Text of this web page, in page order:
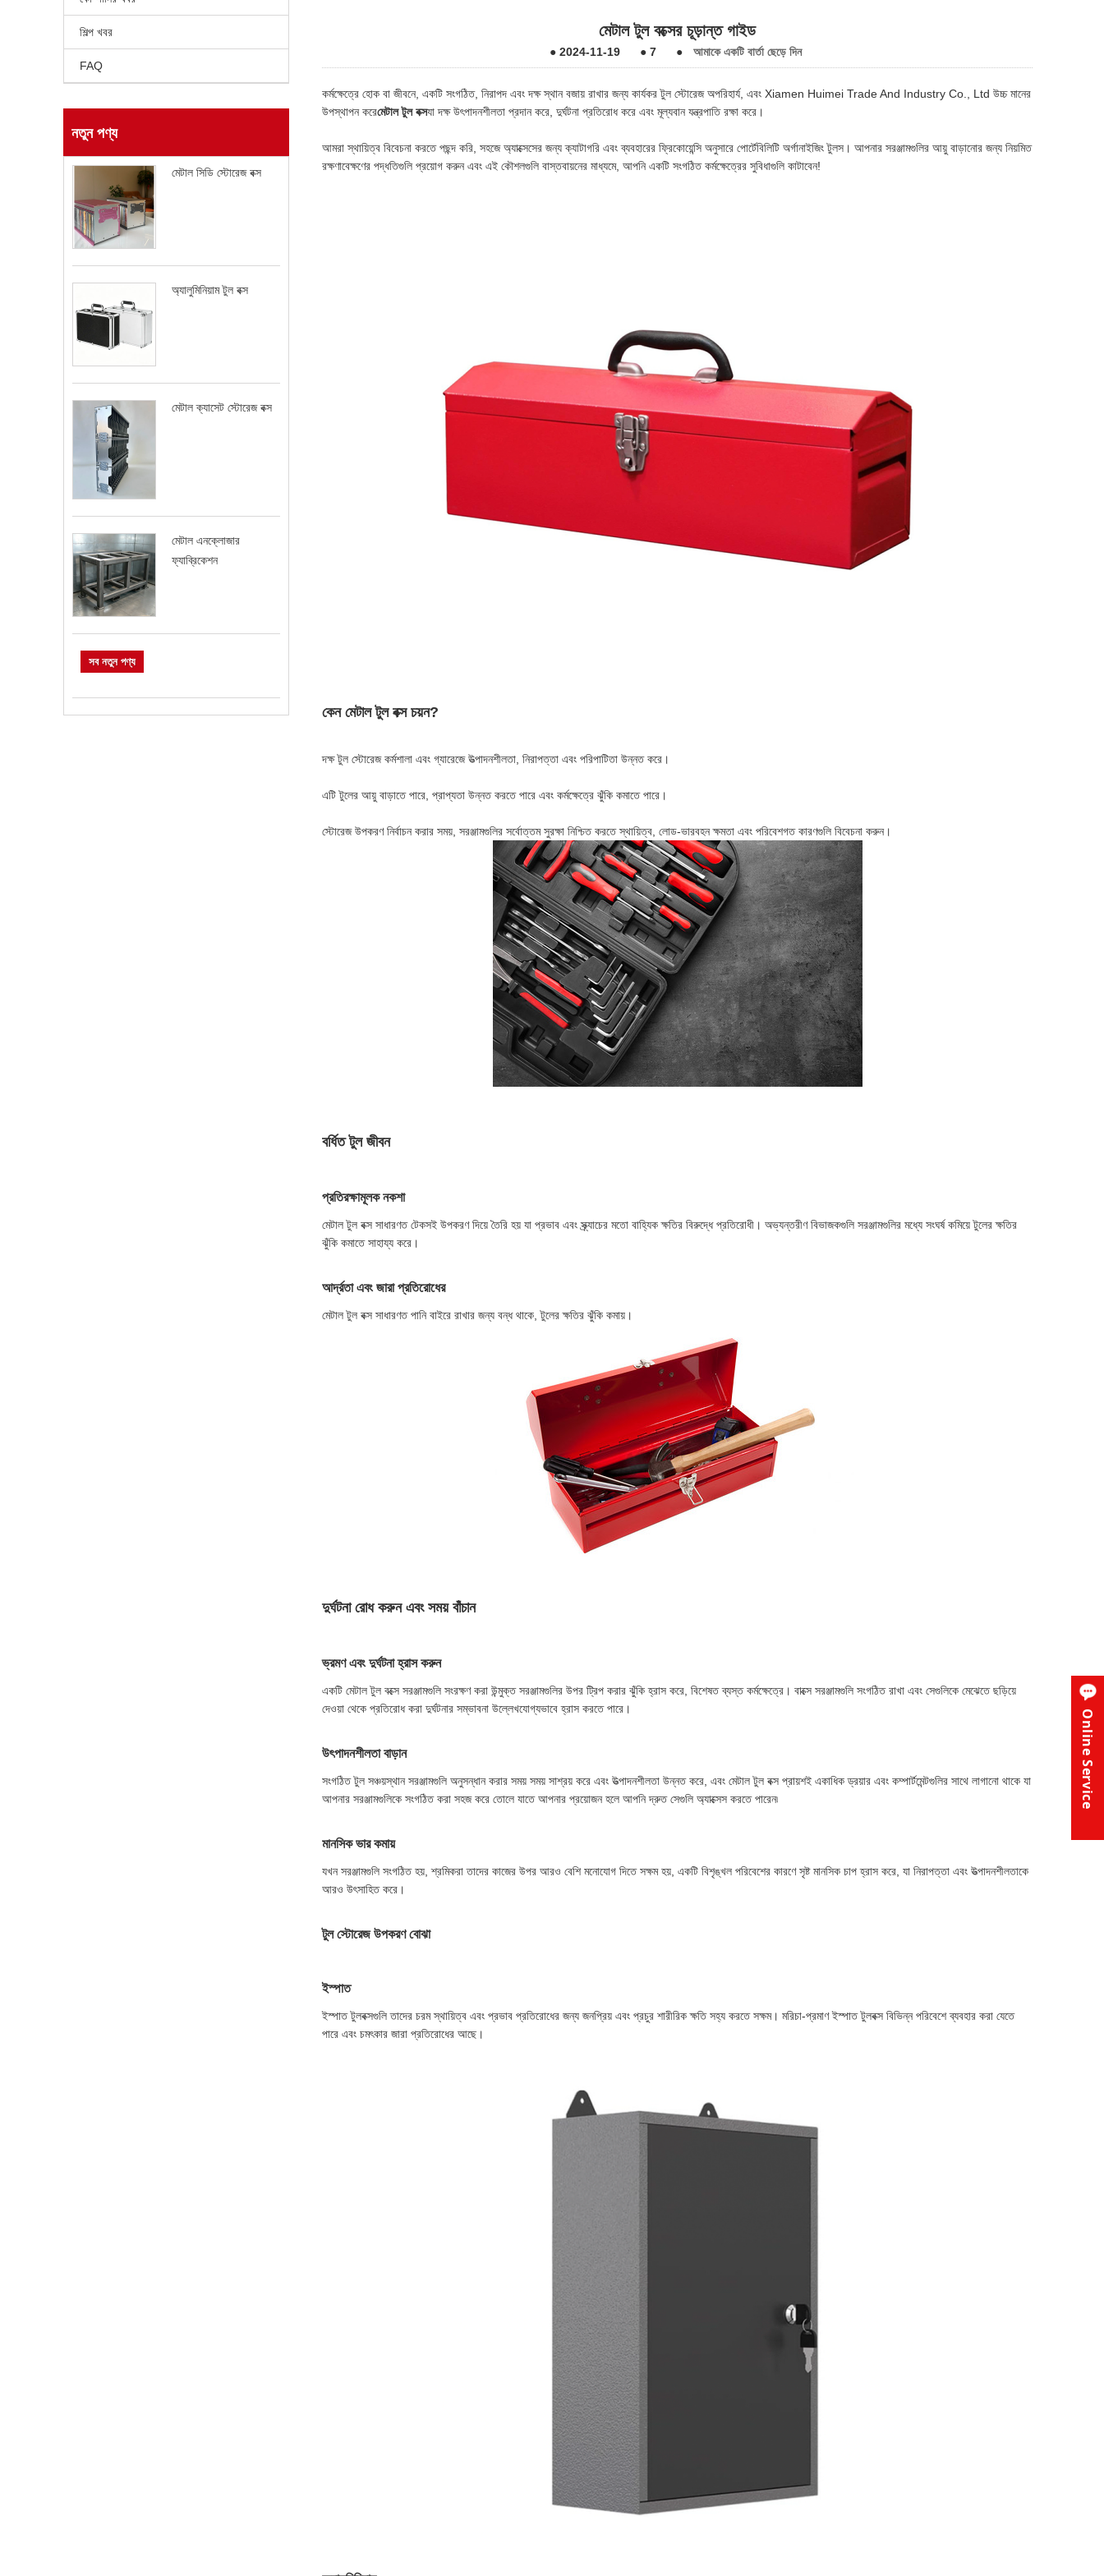
শিল্প খবর
FAQ
নতুন পণ্য
মেটাল সিডি স্টোরেজ বক্স
অ্যালুমিনিয়াম টুল বক্স
মেটাল ক্যাসেট স্টোরেজ বক্স
মেটাল এনক্লোজার
ফ্যাব্রিকেশন
সব নতুন পণ্য
মেটাল টুল বক্সের চূড়ান্ত গাইড
●2024-11-19 ●7 ● আমাকে একটি বার্তা ছেড়ে দিন
কর্মক্ষেত্রে হোক বা জীবনে, একটি সংগঠিত, নিরাপদ এবং দক্ষ স্থান বজায় রাখার জন্য কার্যকর টুল স্টোরেজ অপরিহার্য, এবং Xiamen Huimei Trade And Industry Co., Ltd উচ্চ মানের
উপস্থাপন করেমেটাল টুল বক্সযা দক্ষ উৎপাদনশীলতা প্রদান করে, দুর্ঘটনা প্রতিরোধ করে এবং মূল্যবান যন্ত্রপাতি রক্ষা করে।
আমরা স্থায়িত্ব বিবেচনা করতে পছন্দ করি, সহজে অ্যাক্সেসের জন্য ক্যাটাগরি এবং ব্যবহারের ফ্রিকোয়েন্সি অনুসারে পোর্টেবিলিটি অর্গানাইজিং টুলস। আপনার সরঞ্জামগুলির আয়ু বাড়ানোর জন্য নিয়মিত
রক্ষণাবেক্ষণের পদ্ধতিগুলি প্রয়োগ করুন এবং এই কৌশলগুলি বাস্তবায়নের মাধ্যমে, আপনি একটি সংগঠিত কর্মক্ষেত্রের সুবিধাগুলি কাটাবেন!
কেন মেটাল টুল বক্স চয়ন?
দক্ষ টুল স্টোরেজ কর্মশালা এবং গ্যারেজে উত্পাদনশীলতা, নিরাপত্তা এবং পরিপাটিতা উন্নত করে।
এটি টুলের আয়ু বাড়াতে পারে, প্রাপ্যতা উন্নত করতে পারে এবং কর্মক্ষেত্রে ঝুঁকি কমাতে পারে।
স্টোরেজ উপকরণ নির্বাচন করার সময়, সরঞ্জামগুলির সর্বোত্তম সুরক্ষা নিশ্চিত করতে স্থায়িত্ব, লোড-ভারবহন ক্ষমতা এবং পরিবেশগত কারণগুলি বিবেচনা করুন।
বর্ধিত টুল জীবন
প্রতিরক্ষামূলক নকশা
মেটাল টুল বক্স সাধারণত টেকসই উপকরণ দিয়ে তৈরি হয় যা প্রভাব এবং স্ক্র্যাচের মতো বাহ্যিক ক্ষতির বিরুদ্ধে প্রতিরোধী। অভ্যন্তরীণ বিভাজকগুলি সরঞ্জামগুলির মধ্যে সংঘর্ষ কমিয়ে টুলের ক্ষতির
ঝুঁকি কমাতে সাহায্য করে।
আর্দ্রতা এবং জারা প্রতিরোধের
মেটাল টুল বক্স সাধারণত পানি বাইরে রাখার জন্য বন্ধ থাকে, টুলের ক্ষতির ঝুঁকি কমায়।
দুর্ঘটনা রোধ করুন এবং সময় বাঁচান
ভ্রমণ এবং দুর্ঘটনা হ্রাস করুন
একটি মেটাল টুল বক্সে সরঞ্জামগুলি সংরক্ষণ করা উন্মুক্ত সরঞ্জামগুলির উপর ট্রিপ করার ঝুঁকি হ্রাস করে, বিশেষত ব্যস্ত কর্মক্ষেত্রে। বাক্সে সরঞ্জামগুলি সংগঠিত রাখা এবং সেগুলিকে মেঝেতে ছড়িয়ে
দেওয়া থেকে প্রতিরোধ করা দুর্ঘটনার সম্ভাবনা উল্লেখযোগ্যভাবে হ্রাস করতে পারে।
উৎপাদনশীলতা বাড়ান
সংগঠিত টুল সঞ্চয়স্থান সরঞ্জামগুলি অনুসন্ধান করার সময় সময় সাশ্রয় করে এবং উত্পাদনশীলতা উন্নত করে, এবং মেটাল টুল বক্স প্রায়শই একাধিক ড্রয়ার এবং কম্পার্টমেন্টগুলির সাথে লাগানো থাকে যা
আপনার সরঞ্জামগুলিকে সংগঠিত করা সহজ করে তোলে যাতে আপনার প্রয়োজন হলে আপনি দ্রুত সেগুলি অ্যাক্সেস করতে পারেন৷
মানসিক ভার কমায়
যখন সরঞ্জামগুলি সংগঠিত হয়, শ্রমিকরা তাদের কাজের উপর আরও বেশি মনোযোগ দিতে সক্ষম হয়, একটি বিশৃঙ্খল পরিবেশের কারণে সৃষ্ট মানসিক চাপ হ্রাস করে, যা নিরাপত্তা এবং উত্পাদনশীলতাকে
আরও উৎসাহিত করে।
টুল স্টোরেজ উপকরণ বোঝা
ইস্পাত
ইস্পাত টুলবক্সগুলি তাদের চরম স্থায়িত্ব এবং প্রভাব প্রতিরোধের জন্য জনপ্রিয় এবং প্রচুর শারীরিক ক্ষতি সহ্য করতে সক্ষম। মরিচা-প্রমাণ ইস্পাত টুলবক্স বিভিন্ন পরিবেশে ব্যবহার করা যেতে
পারে এবং চমৎকার জারা প্রতিরোধের আছে।
Online Service